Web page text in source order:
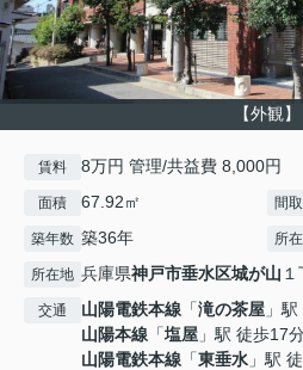
【外観】
賃料 8万円 管理/共益費 8,000円
面積 67.92㎡ 間
築年数 築36年 所
所在地 兵庫県神戸市垂水区城が山
交通 山陽電鉄本線 「滝の茶屋 」
山陽本線 「塩屋 」駅 徒歩17
山陽電鉄本線 「東垂水 」駅